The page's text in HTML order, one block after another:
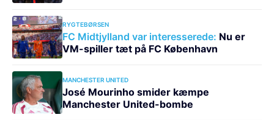
RYGTEBØRSEN
FC Midtjylland var interesserede: Nu er
VM-spiller tæt på FC København
MANCHESTER UNITED
José Mourinho smider kæmpe
Manchester United-bombe